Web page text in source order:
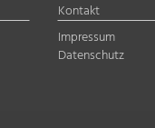
Kontakt
Impressum
Datenschutz